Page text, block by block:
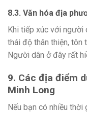
8.3. Văn hóa địa
Khi tiếp xúc với người
thái độ thân thiện, tôn
Người dân ở đây rất
9. Các địa điểm
Minh Long
Nếu bạn có nhiều thời